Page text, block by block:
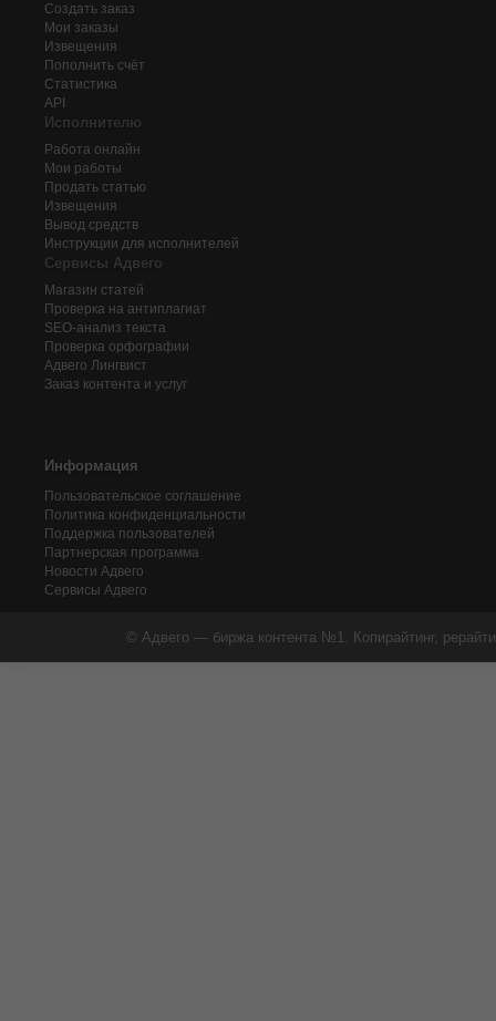
Создать заказ
Мои заказы
Извещения
Пополнить счёт
Статистика
API
Исполнителю
Работа онлайн
Мои работы
Продать статью
Извещения
Вывод средств
Инструкции для исполнителей
Сервисы Адвего
Магазин статей
Проверка на антиплагиат
SEO-анализ текста
Проверка орфографии
Адвего Лингвист
Заказ контента и услуг
Информация
Пользовательское соглашение
Политика конфиденциальности
Поддержка пользователей
Партнерская программа
Новости Адвего
Сервисы Адвего
© Адвего — биржа контента №1. Копирайтинг,